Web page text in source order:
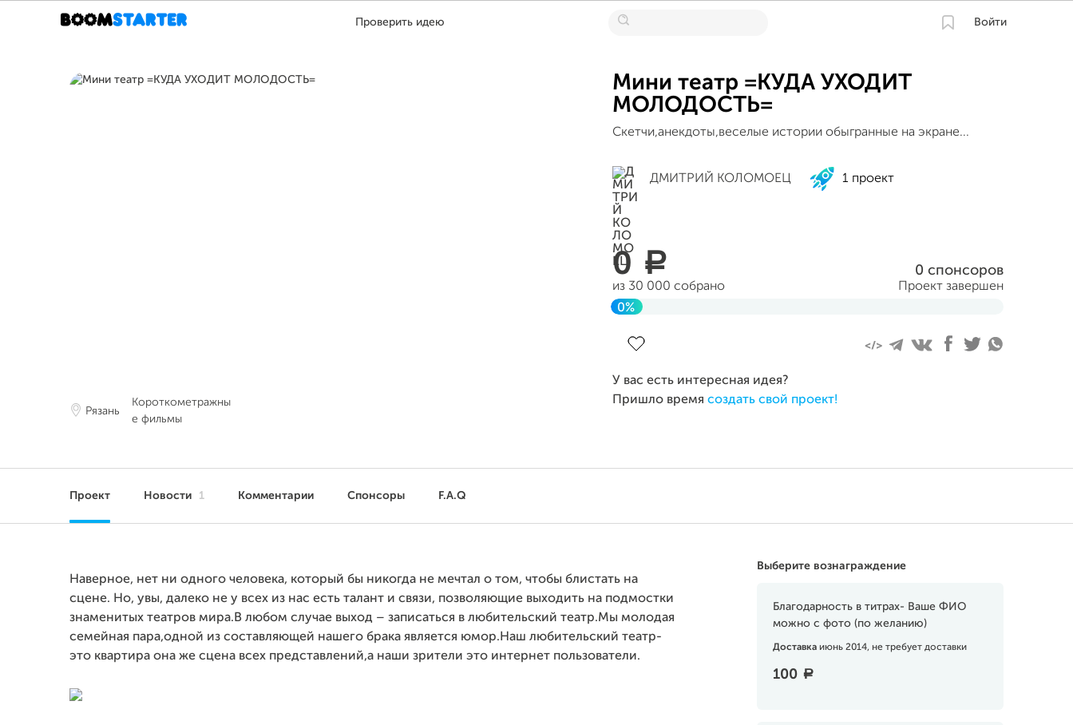
Проверить идею Войти
Рязань
Короткометражны
е фильмы
Мини театр =КУДА УХОДИТ
МОЛОДОСТЬ=
Скетчи,анекдоты,веселые истории обыгранные на экране...
ДМИТРИЙ КОЛОМОЕЦ 1 проект
0 a
из 30 000 собрано
0 спонсоров
Проект завершен
0%
У вас есть интересная идея?
Пришло время создать свой проект!
Проект Новости 1 Комментарии Спонсоры F.A.Q
Выберите вознаграждение
Благодарность в титрах- Ваше ФИО
можно с фото (по желанию)
Доставка июнь 2014, не требует доставки
100 a
Наверное, нет ни одного человека, который бы никогда не мечтал о том, чтобы блистать на
сцене. Но, увы, далеко не у всех из нас есть талант и связи, позволяющие выходить на подмостки
знаменитых театров мира.В любом случае выход – записаться в любительский театр.Мы молодая
семейная пара,одной из составляющей нашего брака является юмор. Наш любительский театр-
это квартира она же сцена всех представлений,а наши зрители это интернет пользователи.